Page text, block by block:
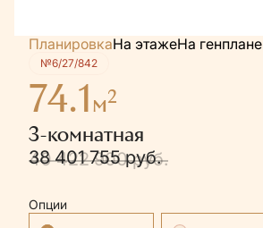
ПланировкаНа этажеНа генплане
№6/27/842
74.1м2
3-комнатная
40 422 900 руб.
38 401 755 руб.
Опции